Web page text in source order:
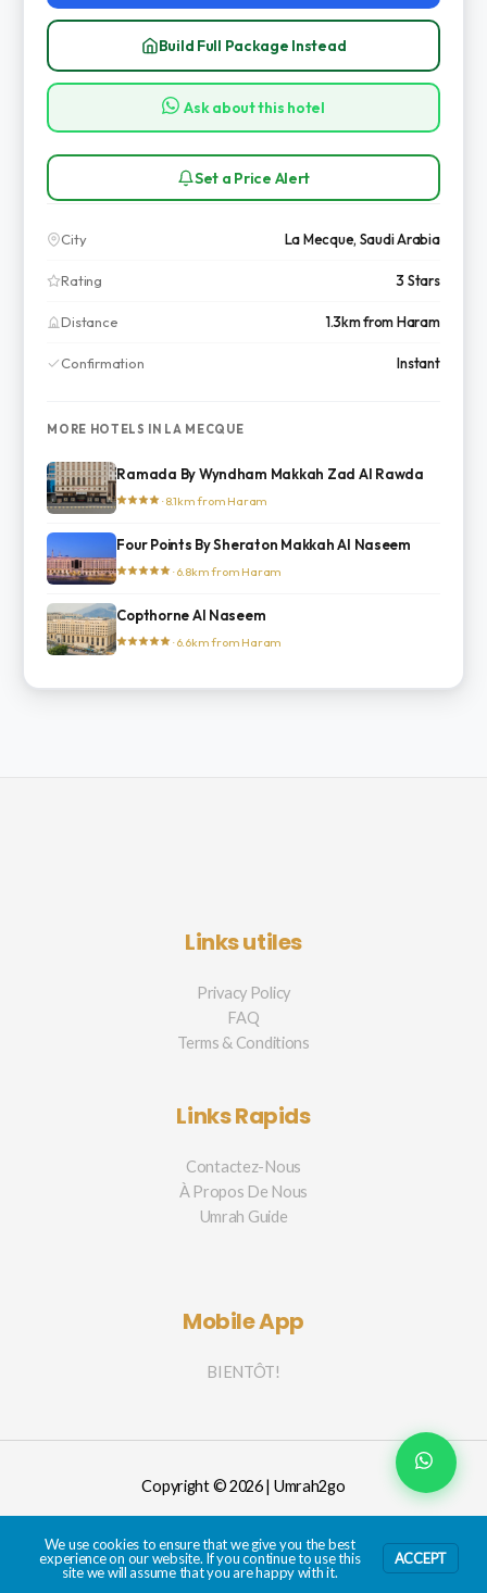
Build Full Package Instead
Ask about this hotel
Set a Price Alert
City La Mecque, Saudi Arabia
Rating 3 Stars
Distance 1.3km from Haram
Confirmation Instant
MORE HOTELS IN LA MECQUE
Ramada By Wyndham Makkah Zad Al Rawda
· 8.1km from Haram
Four Points By Sheraton Makkah Al Naseem
· 6.8km from Haram
Copthorne Al Naseem
· 6.6km from Haram
Links utiles
Privacy Policy
FAQ
Terms & Conditions
Links Rapids
Contactez-Nous
À Propos De Nous
Umrah Guide
Mobile App
BIENTÔT!
Copyright © 2026 | Umrah2go
We use cookies to ensure that we give you the best
experience on our website. If you continue to use this
site we will assume that you are happy with it.
ACCEPT